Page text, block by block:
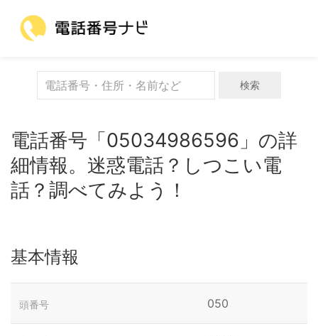
検索
電話番号「05034986596」の詳
細情報。迷惑電話？しつこい電
話？調べてみよう！
基本情報
頭番号 050